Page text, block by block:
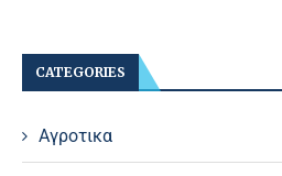
CATEGORIES
Αγροτικα